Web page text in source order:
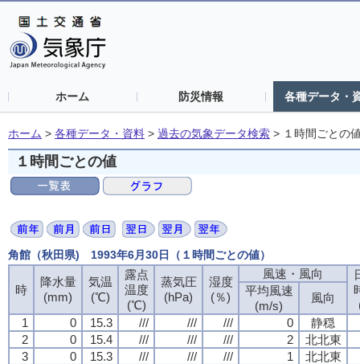
ホーム 防災情報 各種データ・
ホーム > 各種データ・資料 > 過去の気象データ検索 > １時間ごとの
１時間ごとの値
角館（秋田県) 1993年6月30日（１時間ごとの値）
時
降水量
(mm)
気温
(℃)
露点
温度
(℃)
蒸気圧
(hPa)
湿度
(％)
風速・風向
平均風速
(m/s)
風向
1
0 15.3 /// /// /// 0
静穏
2
0 15.4 /// /// /// 2
北北東
3
0 15.3 /// /// /// 1
北北東